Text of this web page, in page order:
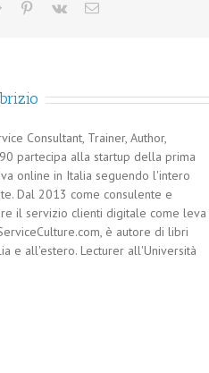
Google+Pinterest
Vk Email
Consultant, Trainer, Author,
partecipa alla startup della prima
online in Italia seguendo l'intero
Dal 2013 come consulente e
il servizio clienti digitale come leva
è autore di libri
e all'estero. Lecturer all'Università